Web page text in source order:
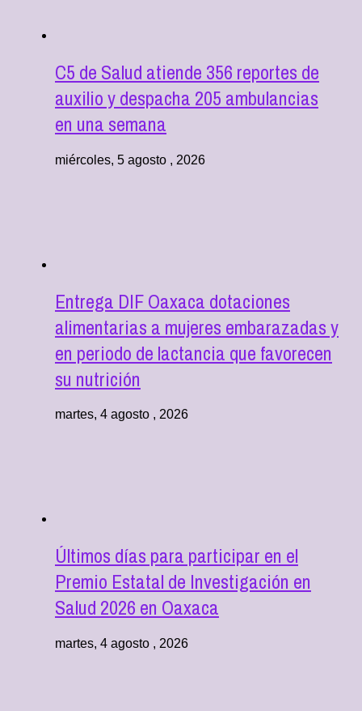
C5 de Salud atiende 356 reportes de
auxilio y despacha 205 ambulancias
en una semana
miércoles, 5 agosto , 2026
Entrega DIF Oaxaca dotaciones
alimentarias a mujeres embarazadas y
en periodo de lactancia que favorecen
su nutrición
martes, 4 agosto , 2026
Últimos días para participar en el
Premio Estatal de Investigación en
Salud 2026 en Oaxaca
martes, 4 agosto , 2026